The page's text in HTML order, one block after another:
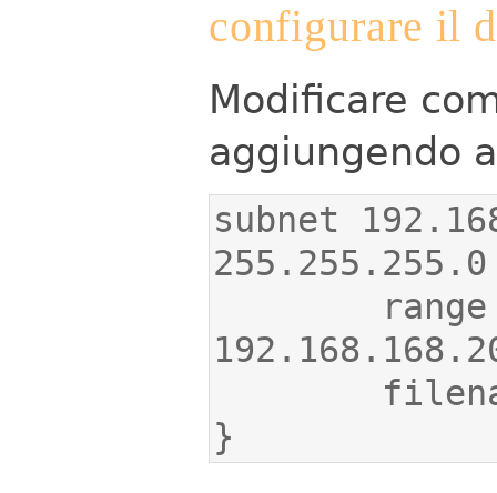
configurare il
Modificare
aggiungendo
subnet
}